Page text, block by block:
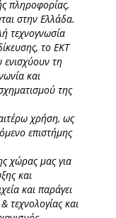
πληροφορίας,
στην Ελλάδα.
τεχνογνωσία
το ΕΚΤ
ενισχύουν τη
και
της
χρήση, ως
επιστήμης
χώρας μας για
και
και παράγει
τεχνολογίας και